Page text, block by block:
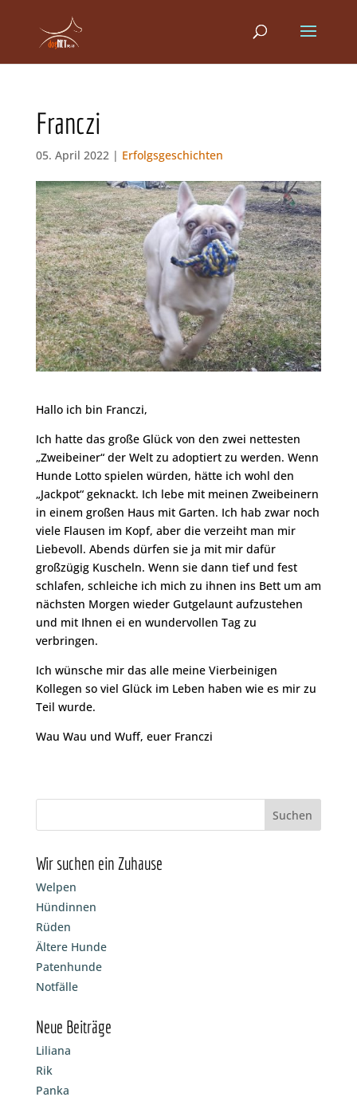
Franczi
05. April 2022 | Erfolgsgeschichten
Hallo ich bin Franczi,
Ich hatte das große Glück von den zwei nettesten
„Zweibeiner“ der Welt zu adoptiert zu werden. Wenn
Hunde Lotto spielen würden, hätte ich wohl den
„Jackpot“ geknackt. Ich lebe mit meinen Zweibeinern
in einem großen Haus mit Garten. Ich hab zwar noch
viele Flausen im Kopf, aber die verzeiht man mir
Liebevoll. Abends dürfen sie ja mit mir dafür
großzügig Kuscheln. Wenn sie dann tief und fest
schlafen, schleiche ich mich zu ihnen ins Bett um am
nächsten Morgen wieder Gutgelaunt aufzustehen
und mit Ihnen ei en wundervollen Tag zu
verbringen.
Ich wünsche mir das alle meine Vierbeinigen
Kollegen so viel Glück im Leben haben wie es mir zu
Teil wurde.
Wau Wau und Wuff, euer Franczi
Wir suchen ein Zuhause
Welpen
Hündinnen
Rüden
Ältere Hunde
Patenhunde
Notfälle
Neue Beiträge
Liliana
Rik
Panka